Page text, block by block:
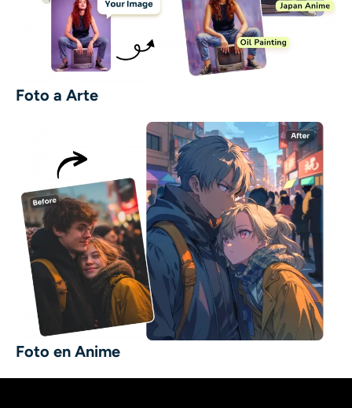
Foto a Arte
Foto en Anime